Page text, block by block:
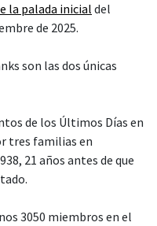
la palada inicial del
de 2025.
son las dos únicas
de los Últimos Días en
tres familias en
21 años antes de que
3050 miembros en el